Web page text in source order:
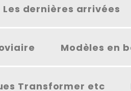
Les dernières arrivées
Modèles en
Transformer etc